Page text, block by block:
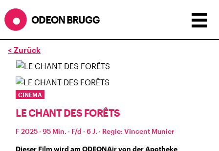
ODEON BRUGG
Anzeigen als:
ÖFFNUNGSZEITEN
während demODEONAirimGeissenschachen
Barbetrieb im Geissenschachen ab 18 Uhr bis
Filmbeginn (Fr+Sa bis 1 Uhr)
< Zurück
CINEMA
LE CHANT DES FORÊTS
F 2025 · 95 Min. · F/d · 6 J. · Regie: Vincent Munier
Dieser Film wird am ODEONAir von der Apotheke